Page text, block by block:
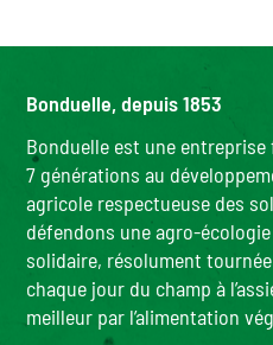
Bonduelle, depuis 1853
Bonduelle est une
7 générations au
agricole respectueuse des
défendons une agro-
solidaire, résolument
chaque jour du champ à
meilleur par l’alimentation